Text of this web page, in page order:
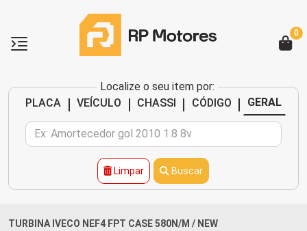
Localize o seu item por:
PLACA
| VEÍCULO | CHASSI | CÓDIGO | GERAL
Limpar Buscar
0
TURBINA IVECO NEF4 FPT CASE 580N/M / NEW